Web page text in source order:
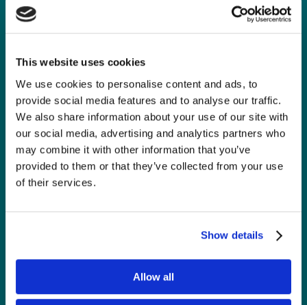
This website uses cookies
We use cookies to personalise content and ads, to
provide social media features and to analyse our traffic.
We also share information about your use of our site with
our social media, advertising and analytics partners who
may combine it with other information that you’ve
provided to them or that they’ve collected from your use
of their services.
Show details
Allow all
Niepewność i postrzegane
ryzyka,
nieprzewidywalność
i trudność określenia
możliwych konsekwencji
są trwałymi cechami
współczesnego
zarządzania,
a w szczególności
marketingu.